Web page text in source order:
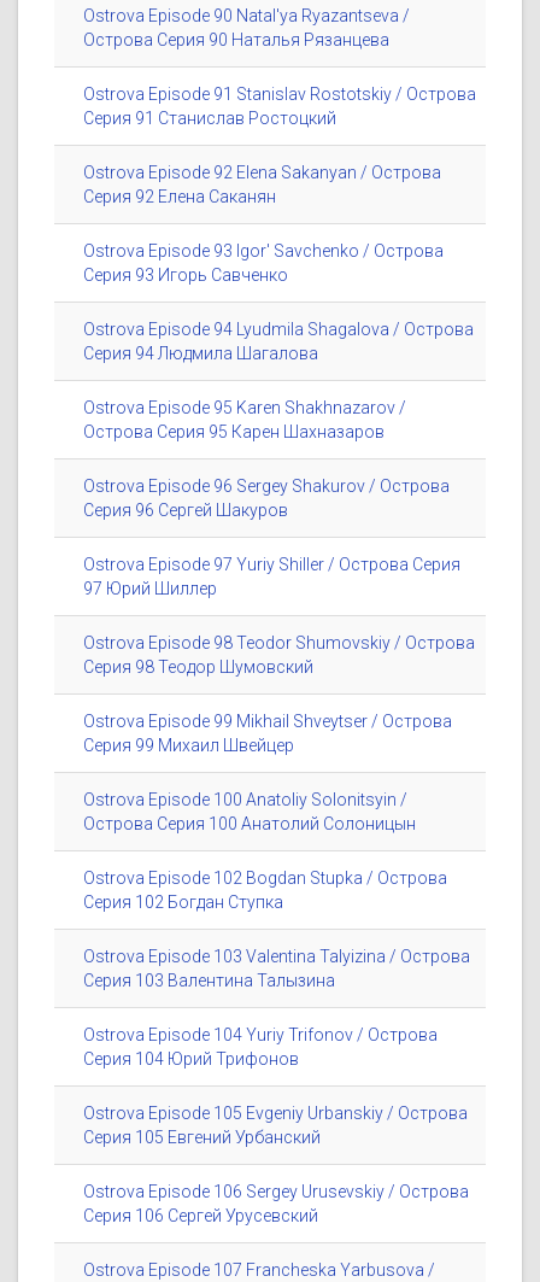
Ostrova Episode 90 Natal'ya Ryazantseva /
Острова Серия 90 Наталья Рязанцева
Ostrova Episode 91 Stanislav Rostotskiy / Острова
Серия 91 Станислав Ростоцкий
Ostrova Episode 92 Elena Sakanyan / Острова
Серия 92 Елена Саканян
Ostrova Episode 93 Igor' Savchenko / Острова
Серия 93 Игорь Савченко
Ostrova Episode 94 Lyudmila Shagalova / Острова
Серия 94 Людмила Шагалова
Ostrova Episode 95 Karen Shakhnazarov /
Острова Серия 95 Карен Шахназаров
Ostrova Episode 96 Sergey Shakurov / Острова
Серия 96 Сергей Шакуров
Ostrova Episode 97 Yuriy Shiller / Острова Серия
97 Юрий Шиллер
Ostrova Episode 98 Teodor Shumovskiy / Острова
Серия 98 Теодор Шумовский
Ostrova Episode 99 Mikhail Shveytser / Острова
Серия 99 Михаил Швейцер
Ostrova Episode 100 Anatoliy Solonitsyin /
Острова Серия 100 Анатолий Солоницын
Ostrova Episode 102 Bogdan Stupka / Острова
Серия 102 Богдан Ступка
Ostrova Episode 103 Valentina Talyizina / Острова
Серия 103 Валентина Талызина
Ostrova Episode 104 Yuriy Trifonov / Острова
Серия 104 Юрий Трифонов
Ostrova Episode 105 Evgeniy Urbanskiy / Острова
Серия 105 Евгений Урбанский
Ostrova Episode 106 Sergey Urusevskiy / Острова
Серия 106 Сергей Урусевский
Ostrova Episode 107 Francheska Yarbusova /